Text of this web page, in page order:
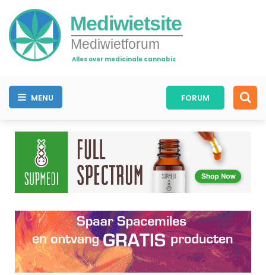
Mediwietsite
Mediwietforum
Alles over medicinale cannabis
MENU FORUM